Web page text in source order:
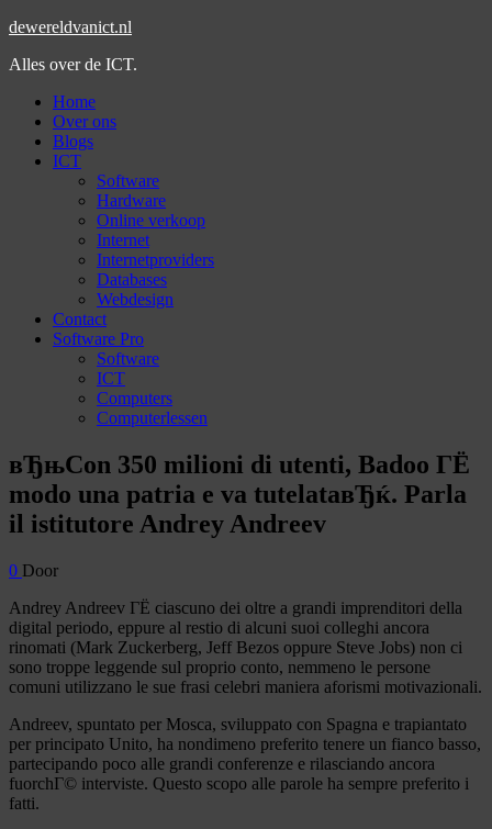
dewereldvanict.nl
Alles over de ICT.
Home
Over ons
Blogs
ICT
Software
Hardware
Online verkoop
Internet
Internetproviders
Databases
Webdesign
Contact
Software Pro
Software
ICT
Computers
Computerlessen
вЂњCon 350 milioni di utenti, Badoo ГЁ
modo una patria e va tutelataвЂќ. Parla
il istitutore Andrey Andreev
0 Door
Andrey Andreev ГЁ ciascuno dei oltre a grandi imprenditori della
digital periodo, eppure al restio di alcuni suoi colleghi ancora
rinomati (Mark Zuckerberg, Jeff Bezos oppure Steve Jobs) non ci
sono troppe leggende sul proprio conto, nemmeno le persone
comuni utilizzano le sue frasi celebri maniera aforismi motivazionali.
Andreev, spuntato per Mosca, sviluppato con Spagna e trapiantato
per principato Unito, ha nondimeno preferito tenere un fianco basso,
partecipando poco alle grandi conferenze e rilasciando ancora
fuorchГ© interviste. Questo scopo alle parole ha sempre preferito i
fatti.